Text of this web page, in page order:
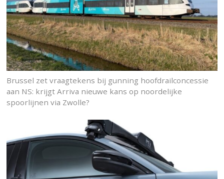
Brussel zet vraagtekens bij gunning hoofdrailconcessie
aan NS: krijgt Arriva nieuwe kans op noordelijke
spoorlijnen via Zwolle?